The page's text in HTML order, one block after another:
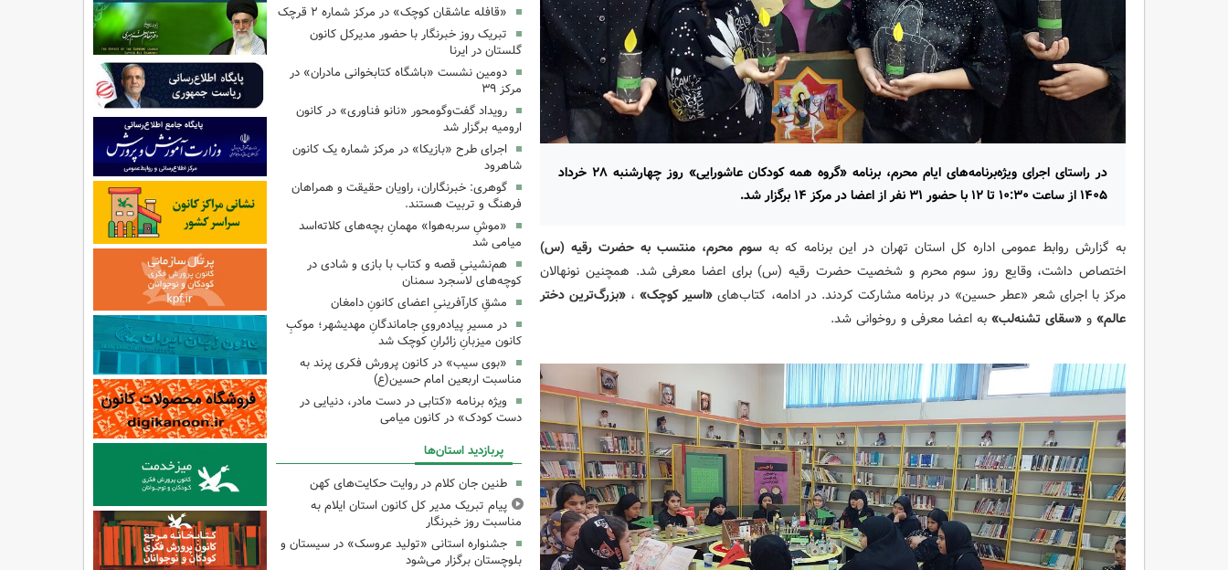
در راستای اجرای ویژه‌برنامه‌های ایام محرم، برنامه «گروه همه کودکان عاشورایی» روز چهارشنبه ۲۸ خرداد
۱۴۰۵ از ساعت ۱۰:۳۰ تا ۱۲ با حضور ۳۱ نفر از اعضا در مرکز ۱۴ برگزار شد.
به گزارش روابط عمومی اداره کل استان تهران در این برنامه که به سوم محرم، منتسب به حضرت رقیه (س)
اختصاص داشت، وقایع روز سوم محرم و شخصیت حضرت رقیه (س) برای اعضا معرفی شد. همچنین نونهالان
مرکز با اجرای شعر «عطر حسین» در برنامه مشارکت کردند. در ادامه، کتاب‌های «اسیر کوچک» ، «بزرگ‌ترین دختر
عالم» و «سقای تشنه‌لب» به اعضا معرفی و روخوانی شد.
«قافله عاشقان کوچک» در مرکز شماره ۲ قرچک
تبریک روز خبرنگار با حضور مدیرکل کانون
گلستان در ایرنا
دومین نشست «باشگاه کتابخوانی مادران» در
مرکز ۳۹
رویداد گفت‌وگومحور «نانو فناوری» در کانون
ارومیه برگزار شد
اجرای طرح «بازیکا» در مرکز شماره یک کانون
شاهرود
گوهری: خبرنگاران، راویان حقیقت و همراهان
فرهنگ و تربیت هستند.
«موشِ سربه‌هوا» مهمانِ بچه‌های کلاته‌اسد
میامی شد
هم‌نشینیِ قصه و کتاب با بازی و شادی در
کوچه‌های لاسجرد سمنان
مشقِ کارآفرینیِ اعضای کانونِ دامغان
در مسیرِ پیاده‌رویِ جاماندگانِ مهدیشهر؛ موکبِ
کانون میزبانِ زائرانِ کوچک شد
«بوی سیب» در کانون پرورش فکری پرند به
مناسبت اربعین امام حسین(ع)
ویژه برنامه «کتابی در دست مادر، دنیایی در
دست کودک» در کانون میامی
پربازدید استان‌ها
طنین جان کلام در روایت حکایت‌های کهن
پیام تبریک مدیر کل کانون استان ایلام به
مناسبت روز خبرنگار
جشنواره استانی «تولید عروسک» در سیستان و
بلوچستان برگزار می‌شود